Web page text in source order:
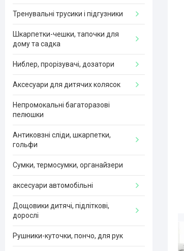
Тренувальні трусики і підгузники
Шкарпетки-чешки, тапочки для
дому та садка
Ниблер, прорізувачі, дозатори
Аксесуари для дитячих колясок
Непромокальні багаторазові
пелюшки
Антиковзні сліди, шкарпетки,
гольфи
Сумки, термосумки, органайзери
аксесуари автомобільні
Дощовики дитячі, підліткові,
дорослі
Рушники-куточки, пончо, для рук